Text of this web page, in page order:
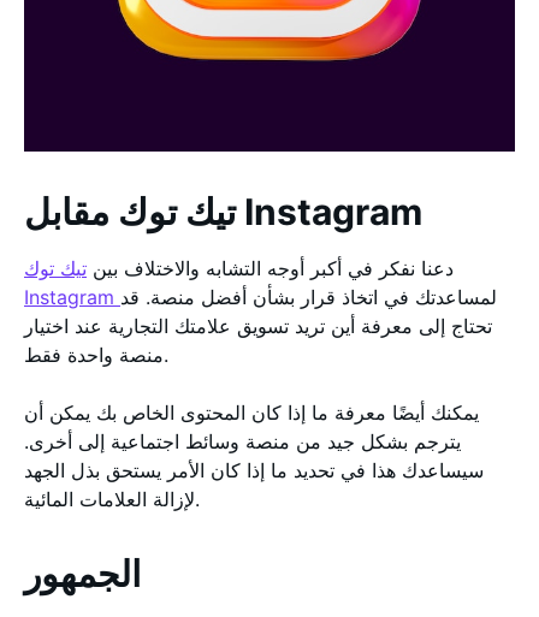
تيك توك مقابل Instagram
دعنا نفكر في أكبر أوجه التشابه والاختلاف بين تيك توك
Instagram لمساعدتك في اتخاذ قرار بشأن أفضل منصة. قد
تحتاج إلى معرفة أين تريد تسويق علامتك التجارية عند اختيار
منصة واحدة فقط.
يمكنك أيضًا معرفة ما إذا كان المحتوى الخاص بك يمكن أن
يترجم بشكل جيد من منصة وسائط اجتماعية إلى أخرى.
سيساعدك هذا في تحديد ما إذا كان الأمر يستحق بذل الجهد
لإزالة العلامات المائية.
الجمهور